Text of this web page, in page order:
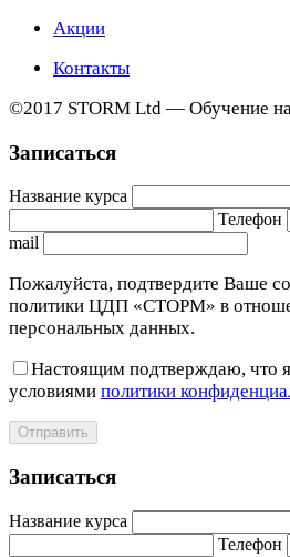
Акции
Контакты
©2017 STORM Ltd — Обучение
Записаться
Название курса
Телефон
mail
Пожалуйста, подтвердите Ваше
политики ЦДП «СТОРМ» в
персональных данных.
Настоящим подтверждаю, что я
условиями политики
Отправить
Записаться
Название курса
Телефон